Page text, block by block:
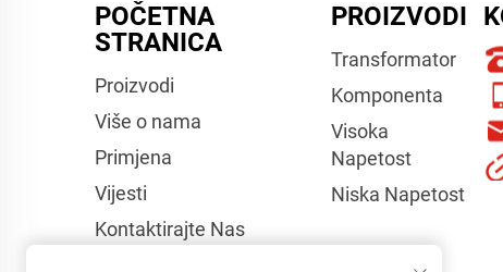
POČETNA
STRANICA
Proizvodi
Više o nama
Primjena
Vijesti
Kontaktirajte Nas
PROIZVODI
Transformator
Komponenta
Visoka
Napetost
Niska Napetost